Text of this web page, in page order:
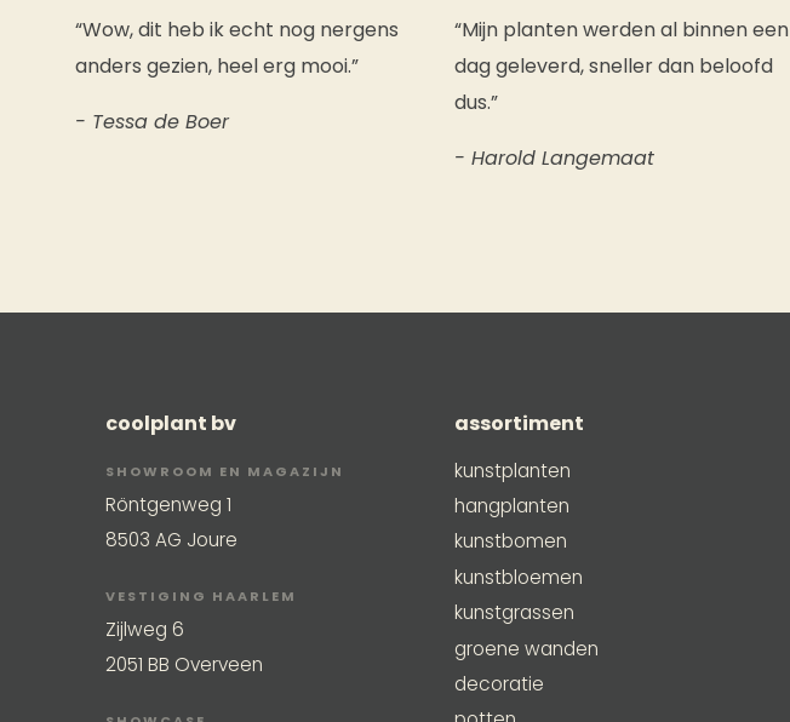
“Wow, dit heb ik echt nog nergens
anders gezien, heel erg mooi.”
- Tessa de Boer
“Mijn planten werden al binnen een
dag geleverd, sneller dan beloofd
dus.”
- Harold Langemaat
coolplant bv
SHOWROOM EN MAGAZIJN
Röntgenweg 1
8503 AG Joure
VESTIGING HAARLEM
Zijlweg 6
2051 BB Overveen
assortiment
kunstplanten
hangplanten
kunstbomen
kunstbloemen
kunstgrassen
groene wanden
decoratie